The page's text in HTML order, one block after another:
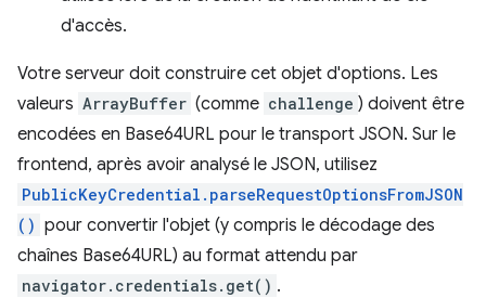
d'accès.
Votre serveur doit construire cet objet d'options. Les
valeurs ArrayBuffer (comme challenge ) doivent être
encodées en Base64URL pour le transport JSON. Sur le
frontend, après avoir analysé le JSON, utilisez
PublicKeyCredential.parseRequestOptionsFromJSON
() pour convertir l'objet (y compris le décodage des
chaînes Base64URL) au format attendu par
navigator.credentials.get() .